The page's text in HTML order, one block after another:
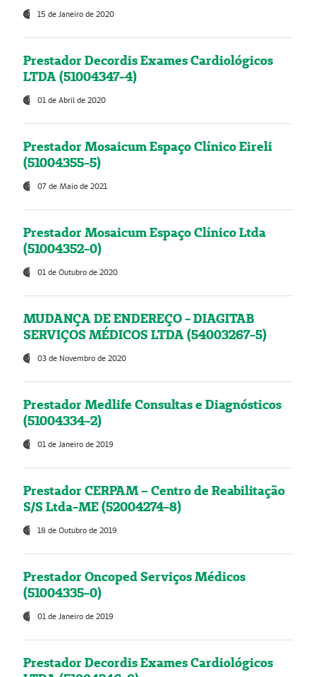
15 de Janeiro de 2020
Prestador Decordis Exames Cardiológicos
LTDA (51004347-4)
01 de Abril de 2020
Prestador Mosaicum Espaço Clínico Eireli
(51004355-5)
07 de Maio de 2021
Prestador Mosaicum Espaço Clínico Ltda
(51004352-0)
01 de Outubro de 2020
MUDANÇA DE ENDEREÇO - DIAGITAB
SERVIÇOS MÉDICOS LTDA (54003267-5)
03 de Novembro de 2020
Prestador Medlife Consultas e Diagnósticos
(51004334-2)
01 de Janeiro de 2019
Prestador CERPAM – Centro de Reabilitação
S/S Ltda-ME (52004274-8)
18 de Outubro de 2019
Prestador Oncoped Serviços Médicos
(51004335-0)
01 de Janeiro de 2019
Prestador Decordis Exames Cardiológicos